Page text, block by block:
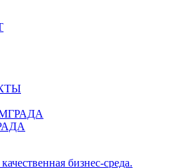
бизнес-среда.